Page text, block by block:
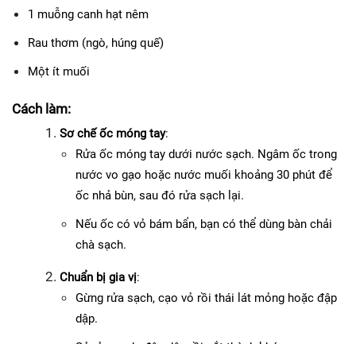
1 muỗng canh hạt nêm
Rau thơm (ngò, húng quế)
Một ít muối
Cách làm:
Sơ chế ốc móng tay:
Rửa ốc móng tay dưới nước sạch. Ngâm ốc trong
nước vo gạo hoặc nước muối khoảng 30 phút để
ốc nhả bùn, sau đó rửa sạch lại.
Nếu ốc có vỏ bám bẩn, bạn có thể dùng bàn chải
chà sạch.
Chuẩn bị gia vị:
Gừng rửa sạch, cạo vỏ rồi thái lát mỏng hoặc đập
dập.